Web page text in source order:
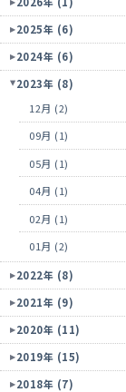
2025年 (6)
2024年 (6)
2023年 (8)
12月 (2)
09月 (1)
05月 (1)
04月 (1)
02月 (1)
01月 (2)
2022年 (8)
2021年 (9)
2020年 (11)
2019年 (15)
2018年 (7)